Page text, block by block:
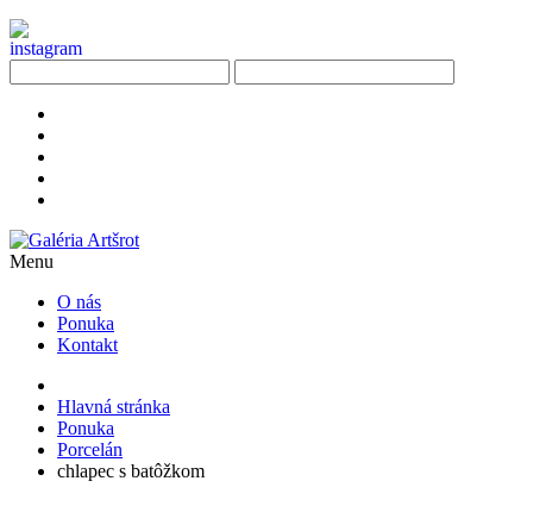
Menu
O nás
Ponuka
Kontakt
Hlavná stránka
Ponuka
Porcelán
chlapec s batôžkom